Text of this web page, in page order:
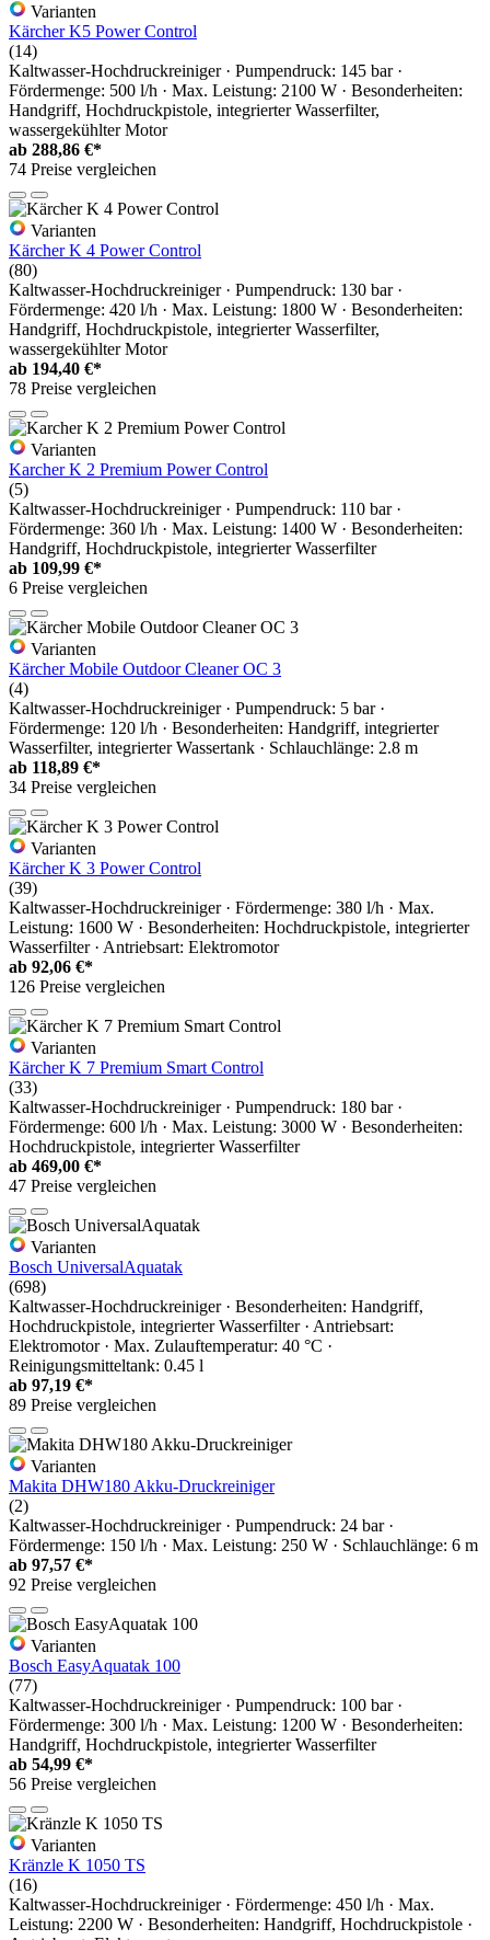
Varianten
Kärcher K5 Power Control
(14)
Kaltwasser-Hochdruckreiniger · Pumpendruck: 145 bar ·
Fördermenge: 500 l/h · Max. Leistung: 2100 W · Besonderheiten:
Handgriff, Hochdruckpistole, integrierter Wasserfilter,
wassergekühlter Motor
ab 288,86 €*
74 Preise vergleichen
Varianten
Kärcher K 4 Power Control
(80)
Kaltwasser-Hochdruckreiniger · Pumpendruck: 130 bar ·
Fördermenge: 420 l/h · Max. Leistung: 1800 W · Besonderheiten:
Handgriff, Hochdruckpistole, integrierter Wasserfilter,
wassergekühlter Motor
ab 194,40 €*
78 Preise vergleichen
Varianten
Karcher K 2 Premium Power Control
(5)
Kaltwasser-Hochdruckreiniger · Pumpendruck: 110 bar ·
Fördermenge: 360 l/h · Max. Leistung: 1400 W · Besonderheiten:
Handgriff, Hochdruckpistole, integrierter Wasserfilter
ab 109,99 €*
6 Preise vergleichen
Varianten
Kärcher Mobile Outdoor Cleaner OC 3
(4)
Kaltwasser-Hochdruckreiniger · Pumpendruck: 5 bar ·
Fördermenge: 120 l/h · Besonderheiten: Handgriff, integrierter
Wasserfilter, integrierter Wassertank · Schlauchlänge: 2.8 m
ab 118,89 €*
34 Preise vergleichen
Varianten
Kärcher K 3 Power Control
(39)
Kaltwasser-Hochdruckreiniger · Fördermenge: 380 l/h · Max.
Leistung: 1600 W · Besonderheiten: Hochdruckpistole, integrierter
Wasserfilter · Antriebsart: Elektromotor
ab 92,06 €*
126 Preise vergleichen
Varianten
Kärcher K 7 Premium Smart Control
(33)
Kaltwasser-Hochdruckreiniger · Pumpendruck: 180 bar ·
Fördermenge: 600 l/h · Max. Leistung: 3000 W · Besonderheiten:
Hochdruckpistole, integrierter Wasserfilter
ab 469,00 €*
47 Preise vergleichen
Varianten
Bosch UniversalAquatak
(698)
Kaltwasser-Hochdruckreiniger · Besonderheiten: Handgriff,
Hochdruckpistole, integrierter Wasserfilter · Antriebsart:
Elektromotor · Max. Zulauftemperatur: 40 °C ·
Reinigungsmitteltank: 0.45 l
ab 97,19 €*
89 Preise vergleichen
Varianten
Makita DHW180 Akku-Druckreiniger
(2)
Kaltwasser-Hochdruckreiniger · Pumpendruck: 24 bar ·
Fördermenge: 150 l/h · Max. Leistung: 250 W · Schlauchlänge: 6 m
ab 97,57 €*
92 Preise vergleichen
Varianten
Bosch EasyAquatak 100
(77)
Kaltwasser-Hochdruckreiniger · Pumpendruck: 100 bar ·
Fördermenge: 300 l/h · Max. Leistung: 1200 W · Besonderheiten:
Handgriff, Hochdruckpistole, integrierter Wasserfilter
ab 54,99 €*
56 Preise vergleichen
Varianten
Kränzle K 1050 TS
(16)
Kaltwasser-Hochdruckreiniger · Fördermenge: 450 l/h · Max.
Leistung: 2200 W · Besonderheiten: Handgriff, Hochdruckpistole ·